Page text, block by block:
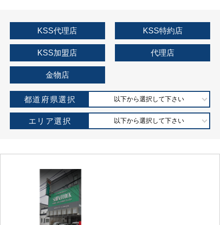
KSS代理店 KSS特約店
KSS加盟店 代理店
金物店
都道府県選択 以下から選択して下さい
エリア選択 以下から選択して下さい